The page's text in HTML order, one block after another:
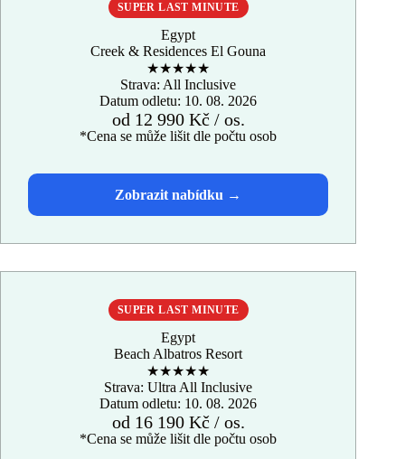
SUPER LAST MINUTE
Egypt
Creek & Residences El Gouna
★★★★★
Strava: All Inclusive
Datum odletu: 10. 08. 2026
od 12 990 Kč / os.
*Cena se může lišit dle počtu osob
SUPER LAST MINUTE
Egypt
Beach Albatros Resort
★★★★★
Strava: Ultra All Inclusive
Datum odletu: 10. 08. 2026
od 16 190 Kč / os.
*Cena se může lišit dle počtu osob